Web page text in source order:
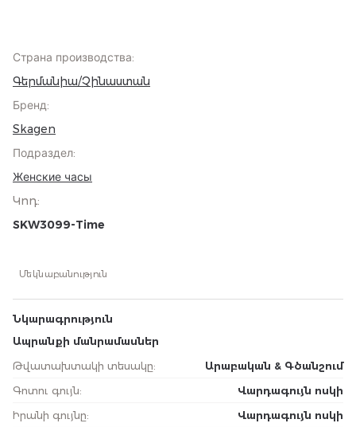
Страна производства:
Գերմանիա/Չինաստան
Бренд:
Skagen
Подраздел:
Женские часы
Կոդ:
SKW3099-Time
Մեկնաբանություն
Նկարագրություն
Ապրանքի մանրամասներ
Թվատախտակի տեսակը:
Արաբական & Գծանշում
Գոտու գույն:
Վարդագույն ոսկի
Իրանի գույնը:
Վարդագույն ոսկի